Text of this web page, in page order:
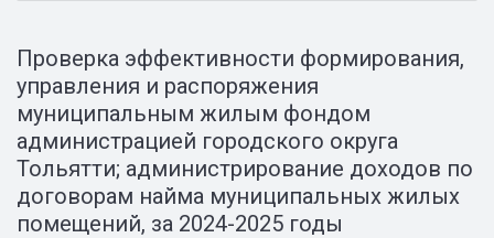
Проверка эффективности формирования,
управления и распоряжения
муниципальным жилым фондом
администрацией городского округа
Тольятти; администрирование доходов по
договорам найма муниципальных жилых
помещений, за 2024-2025 годы